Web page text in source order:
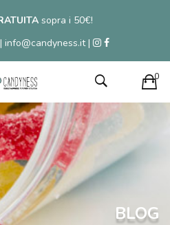
sopra i 50€!
info@candyness.it |
0
BLOG